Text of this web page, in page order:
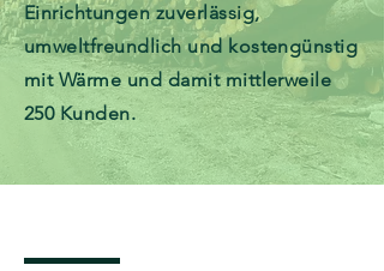
Einrichtungen zuverlässig,
umweltfreundlich und kostengünstig
mit Wärme und damit mittlerweile
250 Kunden.